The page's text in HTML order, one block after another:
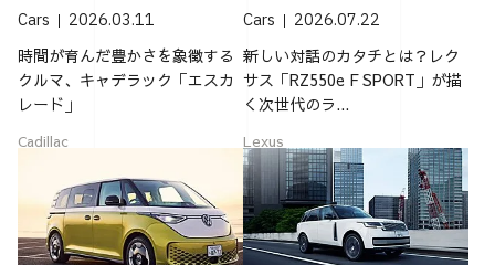
Cars 2026.03.11
時間が育んだ豊かさを象徴する
クルマ、キャデラック「エスカ
レード」
Cadillac
Cars 2026.07.22
新しい対話のカタチとは？レク
サス「RZ550e F SPORT」が描
く次世代のラ...
Lexus